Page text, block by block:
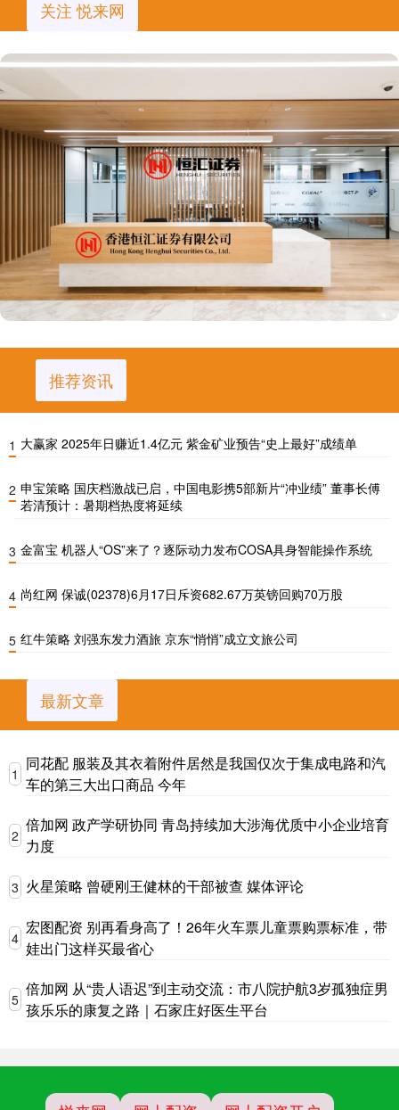
关注 悦来网
推荐资讯
1 大赢家 2025年日赚近1.4亿元 紫金矿业预告“史上最好”成绩单
2 申宝策略 国庆档激战已启，中国电影携5部新片“冲业绩” 董事长傅
若清预计：暑期档热度将延续
3 金富宝 机器人“OS”来了？逐际动力发布COSA具身智能操作系统
4 尚红网 保诚(02378)6月17日斥资682.67万英镑回购70万股
5 红牛策略 刘强东发力酒旅 京东“悄悄”成立文旅公司
最新文章
1
同花配 服装及其衣着附件居然是我国仅次于集成电路和汽
车的第三大出口商品 今年
2
倍加网 政产学研协同 青岛持续加大涉海优质中小企业培育
力度
3 火星策略 曾硬刚王健林的干部被查 媒体评论
4
宏图配资 别再看身高了！26年火车票儿童票购票标准，带
娃出门这样买最省心
5
倍加网 从“贵人语迟”到主动交流：市八院护航3岁孤独症男
孩乐乐的康复之路｜石家庄好医生平台